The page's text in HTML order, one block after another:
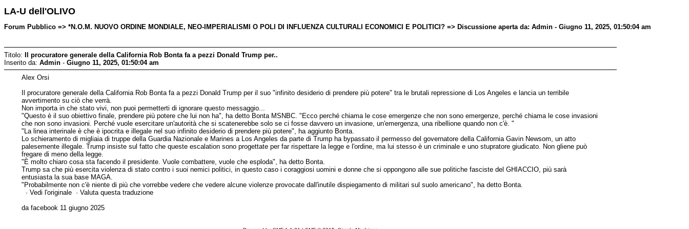
LA-U dell'OLIVO
Forum Pubblico => *N.O.M. NUOVO ORDINE MONDIALE, NEO-IMPERIALISMI O POLI DI INFLUENZA CULTURALI ECONOMICI E POLITICI? => Discussione aperta da: Admin - Giugno 11, 2025, 01:50:04 am
Titolo:
Il procuratore generale della California Rob Bonta fa a pezzi Donald Trump per..
Inserito da: Admin - Giugno 11, 2025, 01:50:04 am
Alex Orsi
Il procuratore generale della California Rob Bonta fa a pezzi Donald Trump per il suo "infinito desiderio di prendere più potere" tra le brutali repressione di Los Angeles e lancia un terribile
avvertimento su ciò che verrà.
Non importa in che stato vivi, non puoi permetterti di ignorare questo messaggio...
"Questo è il suo obiettivo finale, prendere più potere che lui non ha", ha detto Bonta MSNBC. "Ecco perché chiama le cose emergenze che non sono emergenze, perché chiama le cose invasioni
che non sono invasioni. Perché vuole esercitare un'autorità che si scatenerebbe solo se ci fosse davvero un invasione, un'emergenza, una ribellione quando non c'è. "
"La linea interinale è che è ipocrita e illegale nel suo infinito desiderio di prendere più potere", ha aggiunto Bonta.
Lo schieramento di migliaia di truppe della Guardia Nazionale e Marines a Los Angeles da parte di Trump ha bypassato il permesso del governatore della California Gavin Newsom, un atto
palesemente illegale. Trump insiste sul fatto che queste escalation sono progettate per far rispettare la legge e l'ordine, ma lui stesso è un criminale e uno stupratore giudicato. Non gliene può
fregare di meno della legge.
"È molto chiaro cosa sta facendo il presidente. Vuole combattere, vuole che esploda", ha detto Bonta.
Trump sa che più esercita violenza di stato contro i suoi nemici politici, in questo caso i coraggiosi uomini e donne che si oppongono alle sue politiche fasciste del GHIACCIO, più sarà
entusiasta la sua base MAGA.
"Probabilmente non c'è niente di più che vorrebbe vedere che vedere alcune violenze provocate dall'inutile dispiegamento di militari sul suolo americano", ha detto Bonta.
· Vedi l'originale · Valuta questa traduzione
da facebook 11 giugno 2025